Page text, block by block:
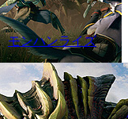
モンハンライズ